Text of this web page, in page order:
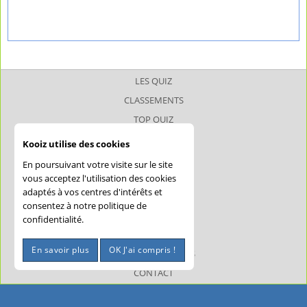
LES QUIZ
CLASSEMENTS
TOP QUIZ
JOKERQUIZ
AIDE
CONFIDENTIALITÉ
MENTIONS LÉGALES
CONTACT
Kooiz utilise des cookies
En poursuivant votre visite sur le site
vous acceptez l'utilisation des cookies
adaptés à vos centres d'intérêts et
consentez à notre politique de
confidentialité.
En savoir plus OK J'ai compris !